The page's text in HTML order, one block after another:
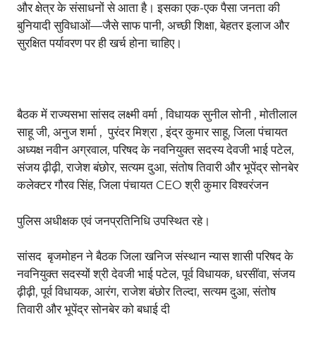
और क्षेत्र के संसाधनों से आता है। इसका एक-एक पैसा जनता की
बुनियादी सुविधाओं—जैसे साफ पानी, अच्छी शिक्षा, बेहतर इलाज और
सुरक्षित पर्यावरण पर ही खर्च होना चाहिए।
बैठक में राज्यसभा सांसद लक्ष्मी वर्मा , विधायक सुनील सोनी , मोतीलाल
साहू जी, अनुज शर्मा , पुरंदर मिश्रा , इंद्र कुमार साहू, जिला पंचायत
अध्यक्ष नवीन अग्रवाल, परिषद के नवनियुक्त सदस्य देवजी भाई पटेल,
संजय ढ़ीढ़ी, राजेश बंछोर, सत्यम दुआ, संतोष तिवारी और भूपेंद्र सोनबेर
कलेक्टर गौरव सिंह, जिला पंचायत CEO श्री कुमार विश्वरंजन
पुलिस अधीक्षक एवं जनप्रतिनिधि उपस्थित रहे।
सांसद बृजमोहन ने बैठक जिला खनिज संस्थान न्यास शासी परिषद के
नवनियुक्त सदस्यों श्री देवजी भाई पटेल, पूर्व विधायक, धरसींवा, संजय
ढ़ीढ़ी, पूर्व विधायक, आरंग, राजेश बंछोर तिल्दा, सत्यम दुआ, संतोष
तिवारी और भूपेंद्र सोनबेर को बधाई दी